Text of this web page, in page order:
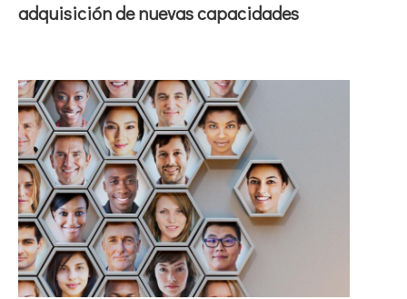
adquisición de nuevas capacidades